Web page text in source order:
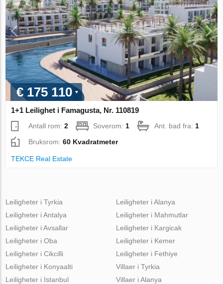
€ 175 110
1+1 Leilighet i Famagusta, Nr. 110819
Antall rom:2 Soverom: 1 Ant. bad fra: 1
Bruksrom:60 Kvadratmeter
TEKCE Real Estate
Leiligheter i Tyrkia
Leiligheter i Antalya
Leiligheter i Avsallar
Leiligheter i Oba
Leiligheter i Cikcilli
Leiligheter i Alanya
Leiligheter i Mahmutlar
Leiligheter i Kargicak
Leiligheter i Kemer
Leiligheter i Fethiye
Leiligheter i Konyaalti
Leiligheter i Istanbul
Villaer i Tyrkia
Villaer i Alanya